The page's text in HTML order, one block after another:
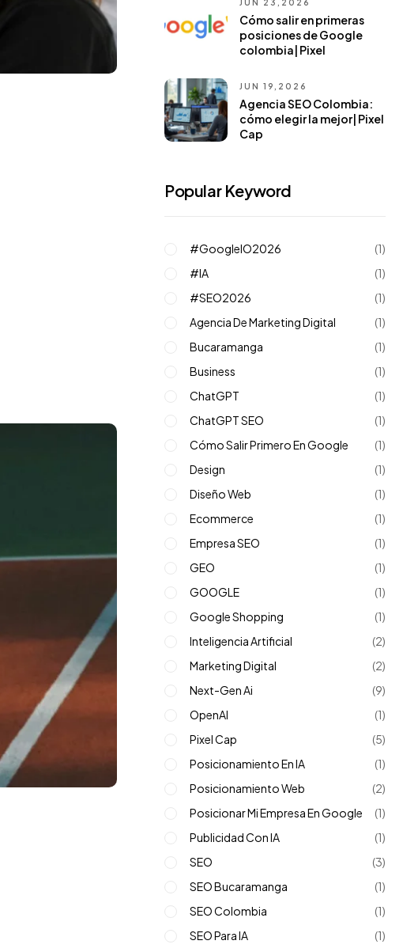
JUN 23,2026
Cómo salir en primeras
posiciones de Google
colombia| Pixel
JUN 19,2026
Agencia SEO Colombia:
cómo elegir la mejor| Pixel
Cap
Popular Keyword
#GoogleIO2026
(1)
#IA
(1)
#SEO2026
(1)
Agencia De Marketing Digital
(1)
Bucaramanga
(1)
Business
(1)
ChatGPT
(1)
ChatGPT SEO
(1)
Cómo Salir Primero En Google
(1)
Design
(1)
Diseño Web
(1)
Ecommerce
(1)
Empresa SEO
(1)
GEO
(1)
GOOGLE
(1)
Google Shopping
(1)
Inteligencia Artificial
(2)
Marketing Digital
(2)
Next-Gen Ai
(9)
OpenAI
(1)
Pixel Cap
(5)
Posicionamiento En IA
(1)
Posicionamiento Web
(2)
Posicionar Mi Empresa En Google
(1)
Publicidad Con IA
(1)
SEO
(3)
SEO Bucaramanga
(1)
SEO Colombia
(1)
SEO Para IA
(1)